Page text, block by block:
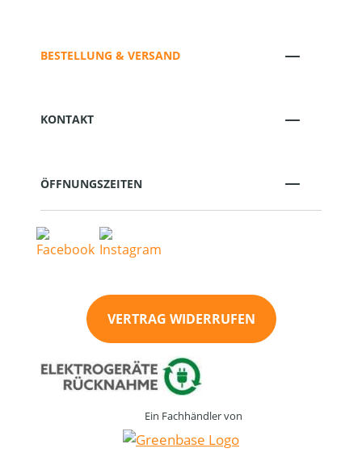
BESTELLUNG & VERSAND
KONTAKT
ÖFFNUNGSZEITEN
VERTRAG WIDERRUFEN
Ein Fachhändler von